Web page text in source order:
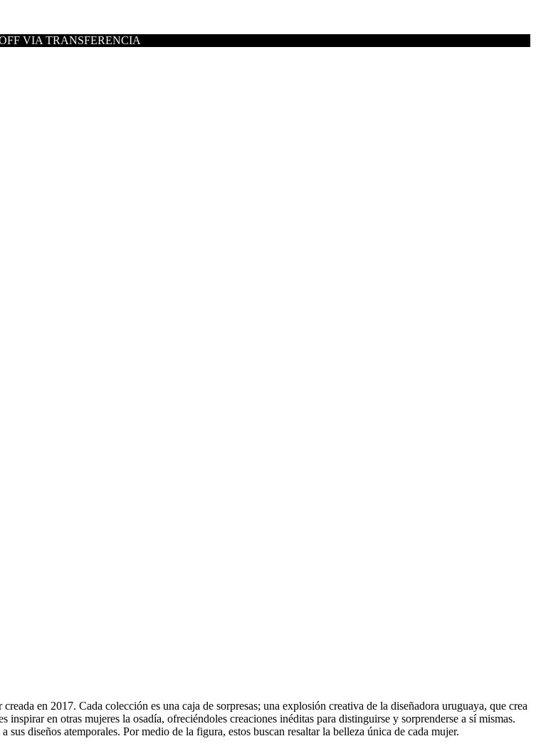
VIA TRANSFERENCIA
en 2017. Cada colección es una caja de sorpresas; una explosión creativa de la diseñadora uruguaya, que crea
en otras mujeres la osadía, ofreciéndoles creaciones inéditas para distinguirse y sorprenderse a sí mismas.
diseños atemporales. Por medio de la figura, estos buscan resaltar la belleza única de cada mujer.